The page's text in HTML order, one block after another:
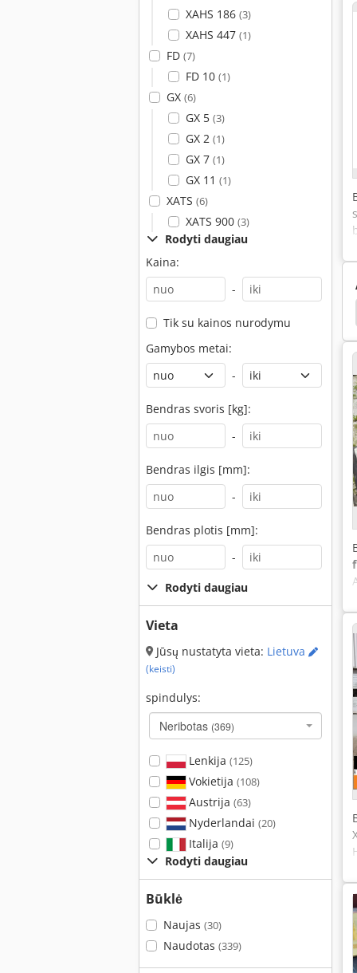
XAHS 186 (3)
XAHS 447 (1)
FD (7)
FD 10 (1)
GX (6)
GX 5 (3)
GX 2 (1)
GX 7 (1)
GX 11 (1)
XATS (6)
XATS 900 (3)
Rodyti daugiau
Kaina:
-
Tik su kainos nurodymu
Gamybos metai:
-
Bendras svoris [kg]:
-
Bendras ilgis [mm]:
-
Bendras plotis [mm]:
-
Rodyti daugiau
Vieta
Jūsų nustatyta vieta: Lietuva
(keisti)
spindulys:
Neribotas (369)
Lenkija (125)
Vokietija (108)
Austrija (63)
Nyderlandai (20)
Italija (9)
Rodyti daugiau
Būklė
Naujas (30)
Naudotas (339)
Kompresoriai Vieneto